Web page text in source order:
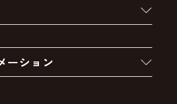
ル
ーション